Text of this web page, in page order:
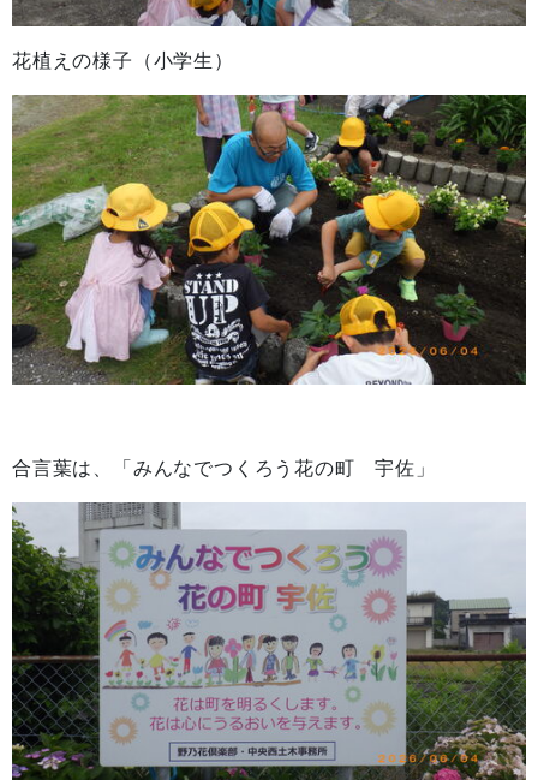
花植えの様子（小学生）
合言葉は、「みんなでつくろう花の町 宇佐」